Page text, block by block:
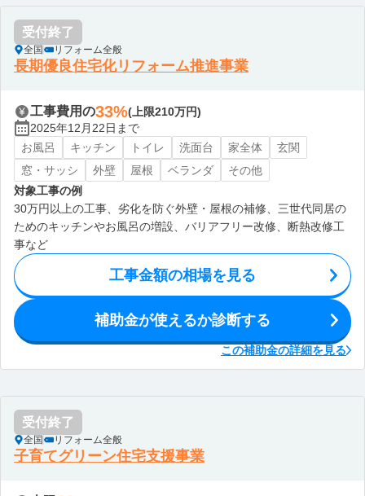
受付終了
全国 リフォーム全般
長期優良住宅化リフォーム推進事業
工事費用の33%(上限210万円)
2025年12月22日まで
お風呂
キッチン トイレ 洗面台 家全体
玄関
窓・サッシ
外壁 屋根 ベランダ
その他
対象工事の例
30万円以上の工事、劣化を防ぐ外壁・屋根の補修、三世代同居の
ためのキッチンやお風呂の増設、バリアフリー改修、断熱改修工
事など
工事金額の相場を見る
補助金が使えるか診断する
この補助金の詳細を見る
受付終了
全国 リフォーム全般
子育てグリーン住宅支援事業